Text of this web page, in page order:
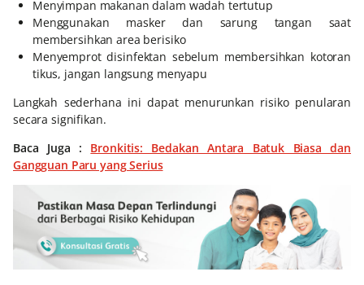
Menyimpan makanan dalam wadah tertutup
Menggunakan masker dan sarung tangan saat
membersihkan area berisiko
Menyemprot disinfektan sebelum membersihkan kotoran
tikus, jangan langsung menyapu
Langkah sederhana ini dapat menurunkan risiko penularan
secara signifikan.
Baca Juga : Bronkitis: Bedakan Antara Batuk Biasa dan
Gangguan Paru yang Serius